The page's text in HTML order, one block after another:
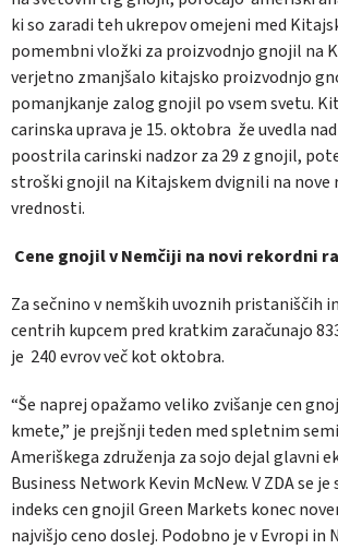
ki so zaradi teh ukrepov omejeni med
pomembni vložki za proizvodnjo gnojil na
verjetno zmanjšalo kitajsko proizvodnjo
pomanjkanje zalog gnojil po vsem svetu.
carinska uprava je 15. oktobra že uvedla
poostrila carinski nadzor za 29 z gnojil,
stroški gnojil na Kitajskem dvignili na nove
vrednosti.
Cene gnojil v Nemčiji na novi rekordni
Za sečnino v nemških uvoznih pristaniščih
centrih kupcem pred kratkim zaračunajo
je 240 evrov več kot oktobra.
“Še naprej opažamo veliko zvišanje cen
kmete,” je prejšnji teden med spletnim
Ameriškega združenja za sojo dejal glavni
Business Network Kevin McNew. V ZDA se
indeks cen gnojil Green Markets konec
najvišjo ceno doslej. Podobno je v Evropi in